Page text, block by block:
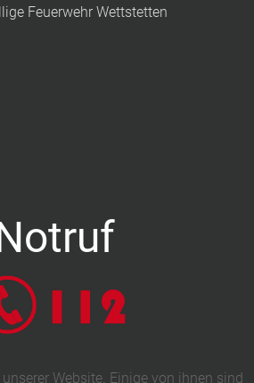
Feuerwehr Wettstetten
Website. Einige von ihnen sind